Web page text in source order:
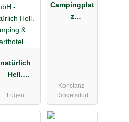
natürlich
Hell.
Aparthotel
Fügen
Campingplat
z
Konstanz-
Dingelsdorf